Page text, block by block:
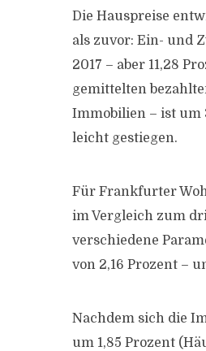
Die Hauspreise
als zuvor: Ein- und
2017 – aber 11,28
gemittelten
Immobilien – ist um
leicht gestiegen.
Für Frankfurter
im Vergleich zum
verschiedene
von 2,16 Prozent –
Nachdem sich die
um 1,85 Prozent